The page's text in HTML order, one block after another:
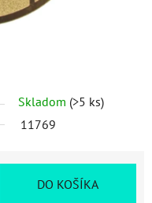
Skladom (>5 ks)
11769
DO KOŠÍKA